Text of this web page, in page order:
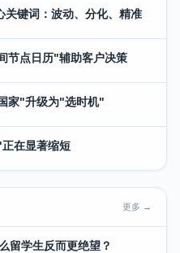
关键词：波动、分化、精准
节点日历"辅助客户决策
家"升级为"选时机"
在显著缩短
更多 →
留学生反而更绝望？